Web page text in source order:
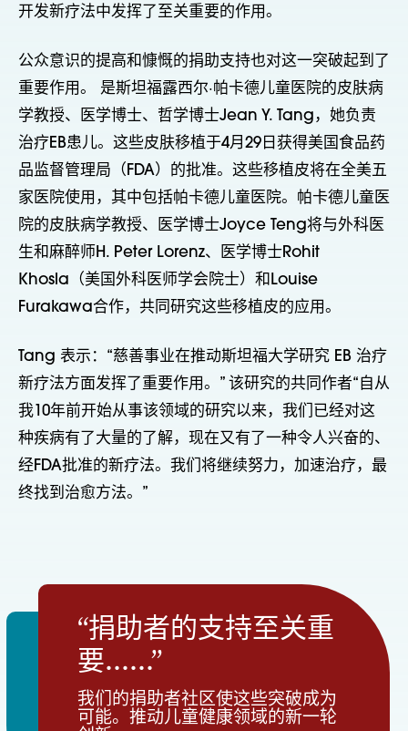
开发新疗法中发挥了至关重要的作用。
公众意识的提高和慷慨的捐助支持也对这一突破起到了
重要作用。 是斯坦福露西尔·帕卡德儿童医院的皮肤病
学教授、医学博士、哲学博士Jean Y. Tang，她负责
治疗EB患儿。这些皮肤移植于4月29日获得美国食品药
品监督管理局（FDA）的批准。这些移植皮将在全美五
家医院使用，其中包括帕卡德儿童医院。帕卡德儿童医
院的皮肤病学教授、医学博士Joyce Teng将与外科医
生和麻醉师H. Peter Lorenz、医学博士Rohit
Khosla（美国外科医师学会院士）和Louise
Furakawa合作，共同研究这些移植皮的应用。
Tang 表示：“慈善事业在推动斯坦福大学研究 EB 治疗
新疗法方面发挥了重要作用。”该研究的共同作者“自从
我10年前开始从事该领域的研究以来，我们已经对这
种疾病有了大量的了解，现在又有了一种令人兴奋的、
经FDA批准的新疗法。我们将继续努力，加速治疗，最
终找到治愈方法。”
“捐助者的支持至关重
要……”
我们的捐助者社区使这些突破成为
可能。推动儿童健康领域的新一轮